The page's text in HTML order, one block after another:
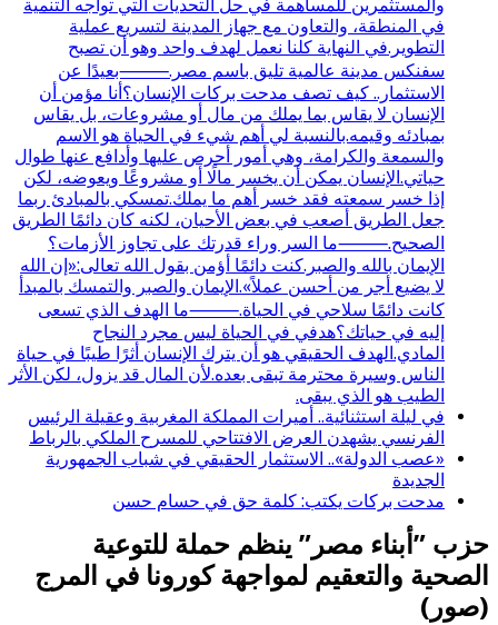
والمستثمرين للمساهمة في حل التحديات التي تواجه التنمية
في المنطقة، والتعاون مع جهاز المدينة لتسريع عملية
التطوير.في النهاية كلنا نعمل لهدف واحد وهو أن تصبح
سفنكس مدينة عالمية تليق باسم مصر.⸻بعيدًا عن
الاستثمار.. كيف تصف مدحت بركات الإنسان؟أنا مؤمن أن
الإنسان لا يقاس بما يملك من مال أو مشروعات، بل يقاس
بمبادئه وقيمه.بالنسبة لي أهم شيء في الحياة هو الاسم
والسمعة والكرامة، وهي أمور أحرص عليها وأدافع عنها طوال
حياتي.الإنسان يمكن أن يخسر مالًا أو مشروعًا ويعوضه، لكن
إذا خسر سمعته فقد خسر أهم ما يملك.تمسكي بالمبادئ ربما
جعل الطريق أصعب في بعض الأحيان، لكنه كان دائمًا الطريق
الصحيح.⸻ما السر وراء قدرتك على تجاوز الأزمات؟
الإيمان بالله والصبر.كنت دائمًا أؤمن بقول الله تعالى:«إن الله
لا يضيع أجر من أحسن عملاً».الإيمان والصبر والتمسك بالمبدأ
كانت دائمًا سلاحي في الحياة.⸻ما الهدف الذي تسعى
إليه في حياتك؟هدفي في الحياة ليس مجرد النجاح
المادي.الهدف الحقيقي هو أن يترك الإنسان أثرًا طيبًا في حياة
الناس وسيرة محترمة تبقى بعده.لأن المال قد يزول، لكن الأثر
الطيب هو الذي يبقى.
في ليلة استثنائية.. أميرات المملكة المغربية وعقيلة الرئيس
الفرنسي يشهدن العرض الافتتاحي للمسرح الملكي بالرباط
«عصب الدولة».. الاستثمار الحقيقي في شباب الجمهورية
الجديدة
مدحت بركات يكتب: كلمة حق في حسام حسن
حزب ”أبناء مصر” ينظم حملة للتوعية
الصحية والتعقيم لمواجهة كورونا في المرج
(صور)